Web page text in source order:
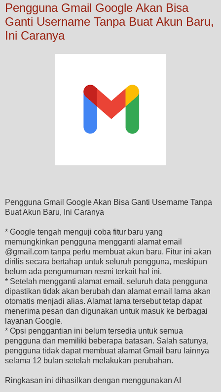
Pengguna Gmail Google Akan Bisa
Ganti Username Tanpa Buat Akun Baru,
Ini Caranya
Pengguna Gmail Google Akan Bisa Ganti Username Tanpa
Buat Akun Baru, Ini Caranya
* Google tengah menguji coba fitur baru yang
memungkinkan pengguna mengganti alamat email
@gmail.com tanpa perlu membuat akun baru. Fitur ini akan
dirilis secara bertahap untuk seluruh pengguna, meskipun
belum ada pengumuman resmi terkait hal ini.
* Setelah mengganti alamat email, seluruh data pengguna
dipastikan tidak akan berubah dan alamat email lama akan
otomatis menjadi alias. Alamat lama tersebut tetap dapat
menerima pesan dan digunakan untuk masuk ke berbagai
layanan Google.
* Opsi penggantian ini belum tersedia untuk semua
pengguna dan memiliki beberapa batasan. Salah satunya,
pengguna tidak dapat membuat alamat Gmail baru lainnya
selama 12 bulan setelah melakukan perubahan.
Ringkasan ini dihasilkan dengan menggunakan AI